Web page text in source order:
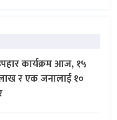
कार्यक्रम आज, १५
र एक जनालाई १०